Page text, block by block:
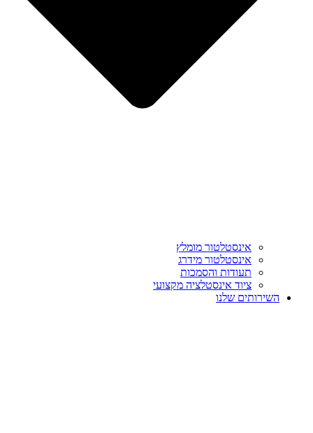
אינסטלטור מומלץ
אינסטלטור מידרג
תעודות והסמכות
ציוד אינסטלציה מקצועי
השירותים שלנו